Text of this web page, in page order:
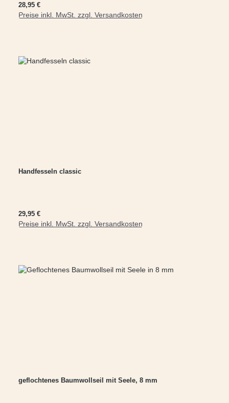
Regulärer Preis:
28,95 €
Preise inkl. MwSt. zzgl. Versandkosten
In den Warenkorb
Handfesseln classic
Regulärer Preis:
29,95 €
Preise inkl. MwSt. zzgl. Versandkosten
In den Warenkorb
geflochtenes Baumwollseil mit Seele, 8 mm